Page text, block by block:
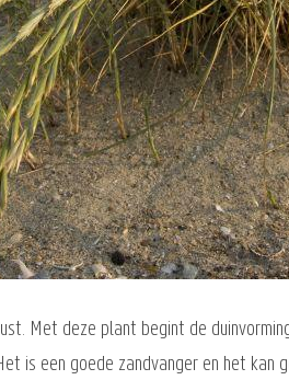
Met deze plant begint de
is een goede zandvanger en het